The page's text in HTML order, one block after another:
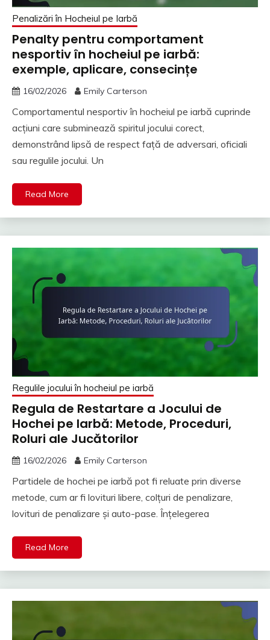
Penalizări în Hocheiul pe Iarbă
Penalty pentru comportament
nesportiv în hocheiul pe iarbă:
exemple, aplicare, consecințe
16/02/2026 Emily Carterson
Comportamentul nesportiv în hocheiul pe iarbă cuprinde
acțiuni care subminează spiritul jocului corect,
demonstrând lipsă de respect față de adversari, oficiali
sau regulile jocului. Un
Read More
Regulile jocului în hocheiul pe iarbă
Regula de Restartare a Jocului de
Hochei pe Iarbă: Metode, Proceduri,
Roluri ale Jucătorilor
16/02/2026 Emily Carterson
Partidele de hochei pe iarbă pot fi reluate prin diverse
metode, cum ar fi lovituri libere, colțuri de penalizare,
lovituri de penalizare și auto-pase. Înțelegerea
Read More